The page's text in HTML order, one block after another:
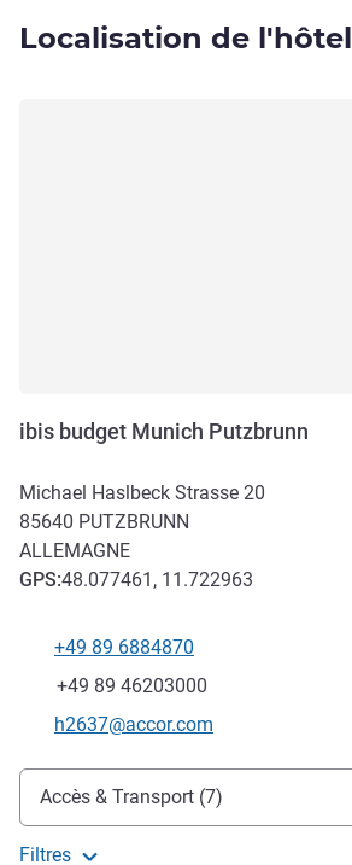
Localisation de l'hôtel
ibis budget Munich Putzbrunn
Michael Haslbeck Strasse 20
85640 PUTZBRUNN
ALLEMAGNE
GPS:48.077461, 11.722963
Téléphone
+49 89 6884870
Fax
+49 89 46203000
Email de contact
h2637@accor.com
Accès et transports
Accès & Transport (7)
Filtres